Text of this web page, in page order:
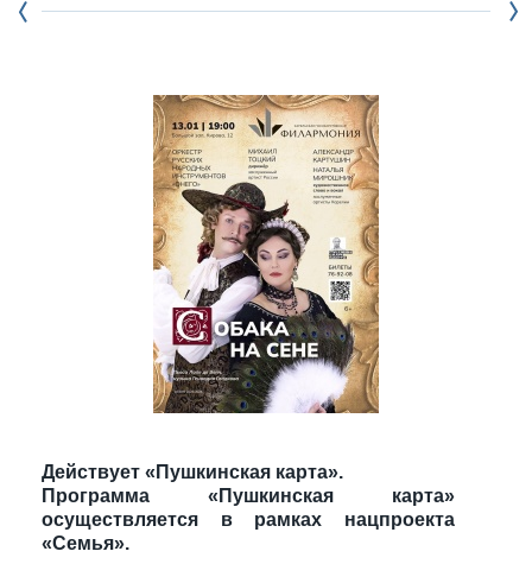
Действует «Пушкинская карта».
Программа «Пушкинская карта»
осуществляется в рамках нацпроекта
«Семья».